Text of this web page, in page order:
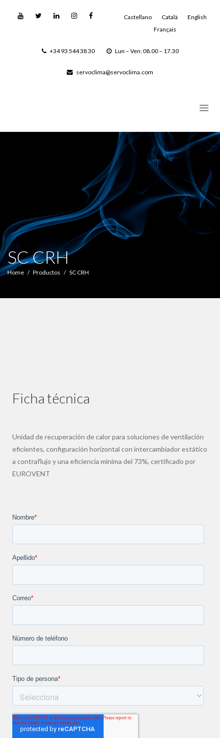
Castellano Català
English
Français
+34 93 544 38 30 Lun – Ven: 08.00 – 17.30
servoclima@servoclima.com
SC CRH
Home Productos SC CRH
Ficha técnica
Unidad de recuperación de calor para soluciones de ventilación
eficientes, configuración horizontal con intercambiador estático
a contraflujo y una eficiencia mínima del 73%, certificado por
EUROVENT